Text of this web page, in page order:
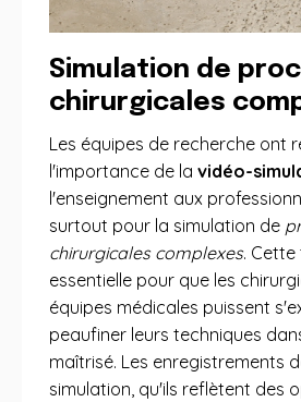
Simulation de
chirurgicales
Les équipes de recherche ont
l'importance de la vidéo-
l'enseignement aux
surtout pour la simulation de
chirurgicales complexes.
essentielle pour que les
équipes médicales puissent
peaufiner leurs techniques
maîtrisé. Les enregistrements
simulation, qu'ils reflètent des